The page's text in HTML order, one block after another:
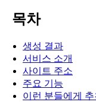
목차
생성 결과
서비스 소개
사이트 주소
주요 기능
이런 분들에게 추